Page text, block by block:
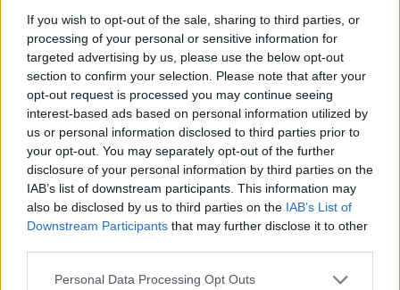
If you wish to opt-out of the sale, sharing to third parties, or
processing of your personal or sensitive information for
targeted advertising by us, please use the below opt-out
section to confirm your selection. Please note that after your
opt-out request is processed you may continue seeing
interest-based ads based on personal information utilized by
us or personal information disclosed to third parties prior to
your opt-out. You may separately opt-out of the further
disclosure of your personal information by third parties on the
IAB’s list of downstream participants. This information may
also be disclosed by us to third parties on the IAB’s List of
Downstream Participants that may further disclose it to other
Please note that this website/app uses one or more Google
Personal Data Processing Opt Outs
έχουν το ενδιαφέρον τους